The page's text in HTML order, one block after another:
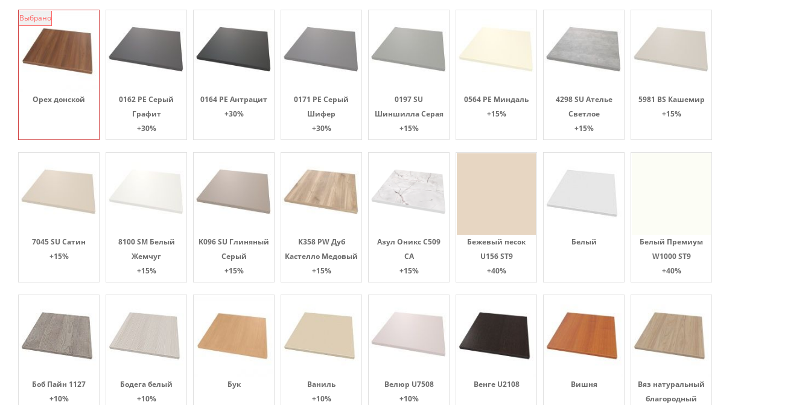
Орех донской
Выбрано
0162 PE Серый
Графит
+30%
0164 PE Антрацит
+30%
0171 PE Серый
Шифер
+30%
0197 SU
Шиншилла Серая
+15%
0564 PE Миндаль
+15%
4298 SU Ателье
Светлое
+15%
5981 BS Кашемир
+15%
7045 SU Сатин
+15%
8100 SM Белый
Жемчуг
+15%
K096 SU Глиняный
Серый
+15%
K358 PW Дуб
Кастелло Медовый
+15%
Азул Оникс С509
СА
+15%
Бежевый песок
U156 ST9
+40%
Белый
Белый Премиум
W1000 ST9
+40%
Боб Пайн 1127
+10%
Бодега белый
+10%
Бук
Ваниль
+10%
Велюр U7508
+10%
Венге U2108 Вишня
Вяз натуральный
благородный